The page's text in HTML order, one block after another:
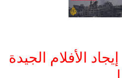
الأفلام الجيدة